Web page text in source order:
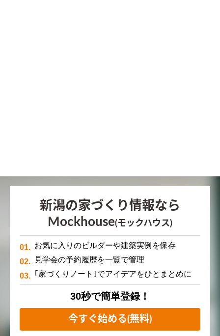
新潟の家づくり情報なら
Mockhouse(モックハウス)
お気に入りのビルダーや建築実例を保存
見学会の予約履歴を一覧で管理
｢家づくりノート｣でアイデアをひとまとめに
30秒で簡単登録！
今すぐ始める(無料)